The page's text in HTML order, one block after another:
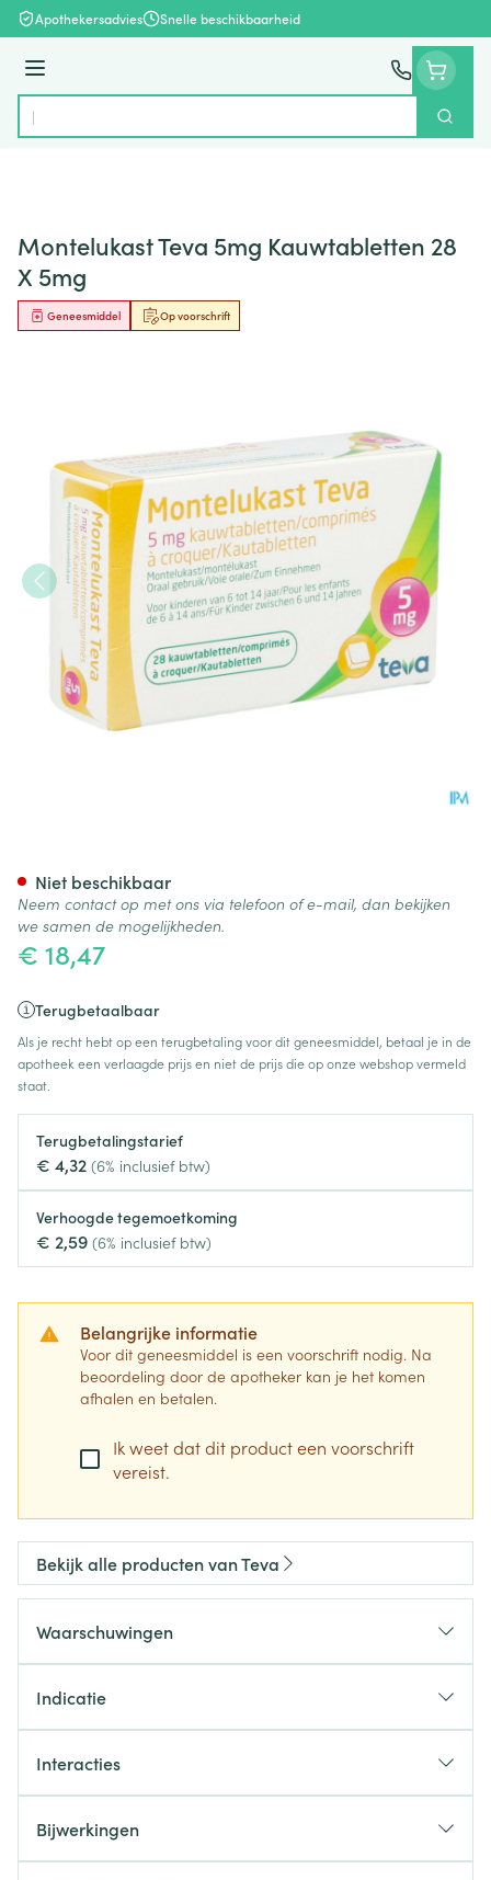
Ga naar de inhoud
Apothekersadvies Snelle beschikbaarheid
Menu
Product, merk, categorie...
Zoek
Montelukast Teva 5mg Kauwtabletten 28
X 5mg
Op voorschrift
Geneesmiddel
€ 18,47
Terugbetaalbaar
Als je recht hebt op een terugbetaling voor dit geneesmiddel, betaal je in de
apotheek een verlaagde prijs en niet de prijs die op onze webshop vermeld
staat.
Terugbetalingstarief
€ 4,32 (6% inclusief btw)
Verhoogde tegemoetkoming
€ 2,59 (6% inclusief btw)
Belangrijke informatie
Voor dit geneesmiddel is een voorschrift nodig. Na
beoordeling door de apotheker kan je het komen
afhalen en betalen.
Ik weet dat dit product een voorschrift
vereist.
Niet beschikbaar
Neem contact op met ons via telefoon of e-mail, dan bekijken
we samen de mogelijkheden.
Bekijk alle producten van Teva
Waarschuwingen
Indicatie
Interacties
Bijwerkingen